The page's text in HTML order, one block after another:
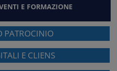
E FORMAZIONE
PATROCINIO
E CLIENS